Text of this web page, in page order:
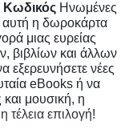
Ηνωμένες
αυτή η δωροκάρτα
μιας ευρείας
βιβλίων και άλλων
εξερευνήσετε νέες
eBooks ή να
και μουσική, η
επιλογή!